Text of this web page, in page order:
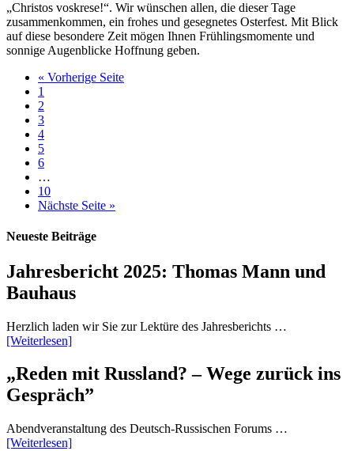
„Christos voskrese!“. Wir wünschen allen, die dieser Tage
zusammenkommen, ein frohes und gesegnetes Osterfest. Mit Blick
auf diese besondere Zeit mögen Ihnen Frühlingsmomente und
sonnige Augenblicke Hoffnung geben.
« Vorherige Seite
1
2
3
4
5
6
…
10
Nächste Seite »
Neueste Beiträge
Jahresbericht 2025: Thomas Mann und
Bauhaus
Herzlich laden wir Sie zur Lektüre des Jahresberichts …
[Weiterlesen]
„Reden mit Russland? – Wege zurück ins
Gespräch”
Abendveranstaltung des Deutsch-Russischen Forums …
[Weiterlesen]